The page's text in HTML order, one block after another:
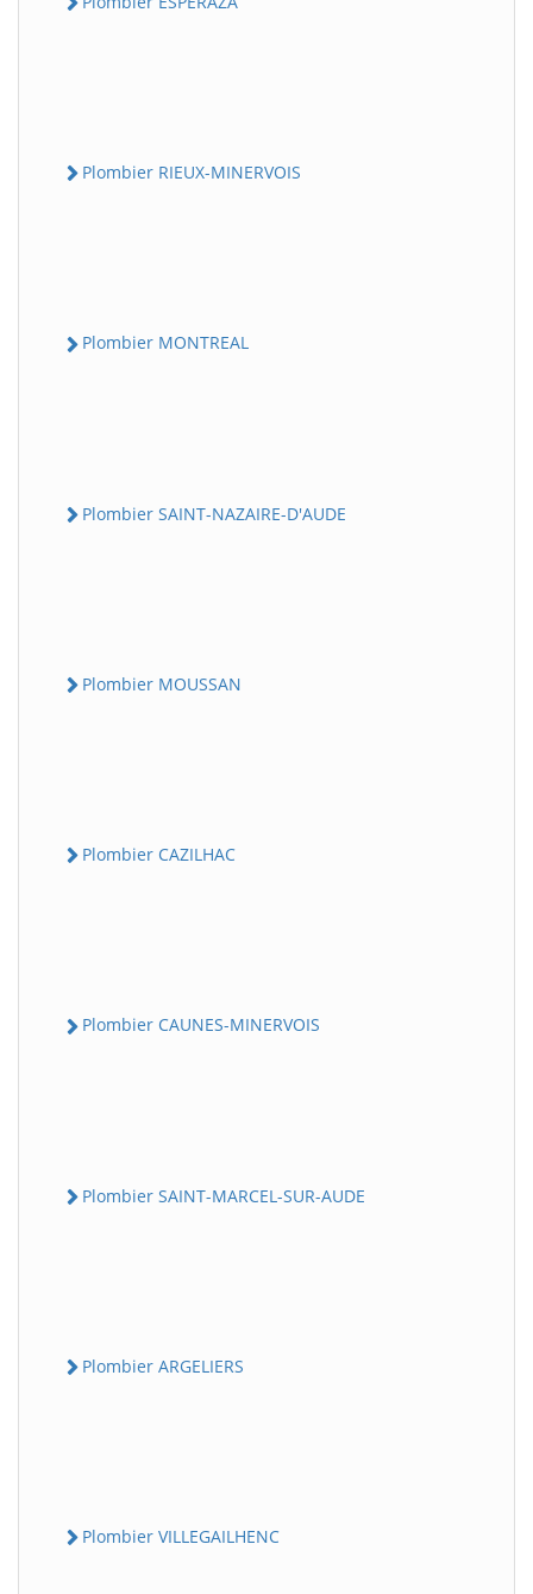
Plombier RIEUX-MINERVOIS
Plombier MONTREAL
Plombier SAINT-NAZAIRE-D'AUDE
Plombier MOUSSAN
Plombier CAZILHAC
Plombier CAUNES-MINERVOIS
Plombier SAINT-MARCEL-SUR-AUDE
Plombier ARGELIERS
Plombier VILLEGAILHENC